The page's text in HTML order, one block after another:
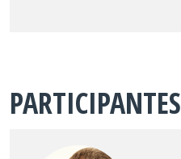
PARTICIPANTES